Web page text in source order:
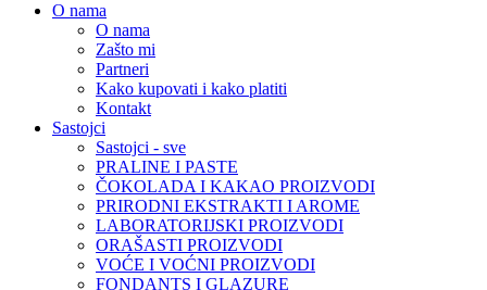
O nama
O nama
Zašto mi
Partneri
Kako kupovati i kako platiti
Kontakt
Sastojci
Sastojci - sve
PRALINE I PASTE
ČOKOLADA I KAKAO PROIZVODI
PRIRODNI EKSTRAKTI I AROME
LABORATORIJSKI PROIZVODI
ORAŠASTI PROIZVODI
VOĆE I VOĆNI PROIZVODI
FONDANTS I GLAZURE